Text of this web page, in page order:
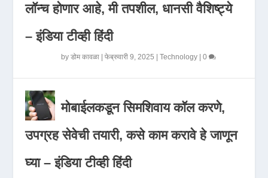
लॉन्च होणार आहे, मी तपशील, धानसी वैशिष्ट्ये
– इंडिया टीव्ही हिंदी
byडोम कावळा |फेब्रुवारी 9, 2025 |Technology |0
मोबाईलकडून सिमशिवाय कॉल करणे,
उपग्रह सेवेची तयारी, कसे काम करावे हे जाणून
घ्या – इंडिया टीव्ही हिंदी